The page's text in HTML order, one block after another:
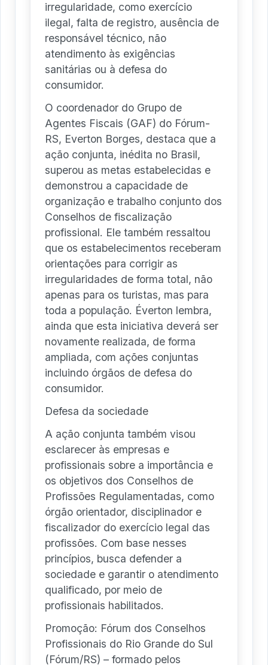
irregularidade, como exercício
ilegal, falta de registro, ausência de
responsável técnico, não
atendimento às exigências
sanitárias ou à defesa do
consumidor.
O coordenador do Grupo de
Agentes Fiscais (GAF) do Fórum-
RS, Everton Borges, destaca que a
ação conjunta, inédita no Brasil,
superou as metas estabelecidas e
demonstrou a capacidade de
organização e trabalho conjunto dos
Conselhos de fiscalização
profissional. Ele também ressaltou
que os estabelecimentos receberam
orientações para corrigir as
irregularidades de forma total, não
apenas para os turistas, mas para
toda a população. Éverton lembra,
ainda que esta iniciativa deverá ser
novamente realizada, de forma
ampliada, com ações conjuntas
incluindo órgãos de defesa do
consumidor.
Defesa da sociedade
A ação conjunta também visou
esclarecer às empresas e
profissionais sobre a importância e
os objetivos dos Conselhos de
Profissões Regulamentadas, como
órgão orientador, disciplinador e
fiscalizador do exercício legal das
profissões. Com base nesses
princípios, busca defender a
sociedade e garantir o atendimento
qualificado, por meio de
profissionais habilitados.
Promoção: Fórum dos Conselhos
Profissionais do Rio Grande do Sul
(Fórum/RS) – formado pelos